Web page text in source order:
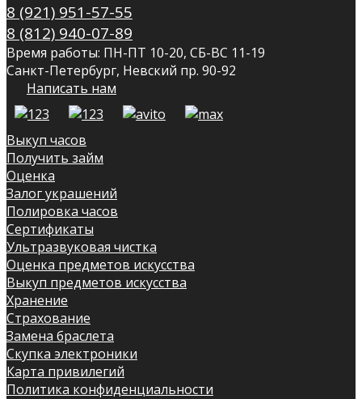
8 (921) 951-57-55
8 (812) 940-07-89
Время работы: ПН-ПТ 10-20, СБ-ВС 11-19
Санкт-Петербург, Невский пр. 90-92
Написать нам
Выкуп часов
Получить займ
Оценка
Залог украшений
Полировка часов
Сертификаты
Ультразвуковая чистка
Оценка предметов искусства
Выкуп предметов искусства
Хранение
Страхование
Замена браслета
Скупка электроники
Карта привилегий
Политика конфиденциальности